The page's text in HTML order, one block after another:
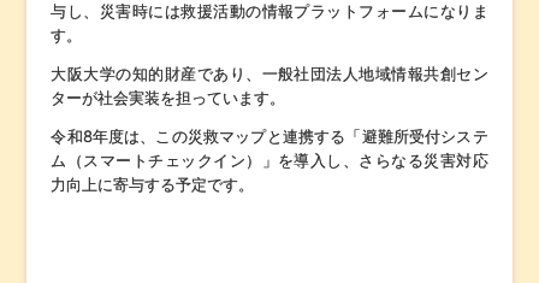
与し、災害時には救援活動の情報プラットフォームになりま
す。
大阪大学の知的財産であり、一般社団法人地域情報共創セン
ターが社会実装を担っています。
令和8年度は、この災救マップと連携する「避難所受付システ
ム（スマートチェックイン）」を導入し、さらなる災害対応
力向上に寄与する予定です。